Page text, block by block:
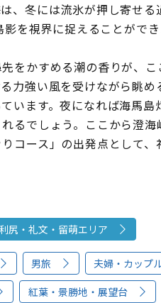
、冬には流氷が押し寄せ
を視界に捉えることができ
をかすめる潮の香りが、
力強い風を受けながら眺め
います。夜になれば海馬
るでしょう。ここから澄
コース」の出発点として
尻・礼文・留萌エリア
男旅 夫婦・カップ
紅葉・景勝地・展望台